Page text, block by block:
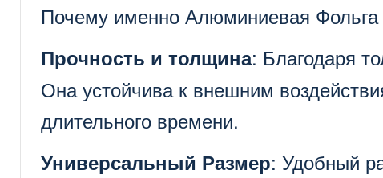
Почему именно Алюминиевая Фольга
Прочность и толщина: Благодаря
Она устойчива к внешним
длительного времени.
Универсальный Размер: Удобный